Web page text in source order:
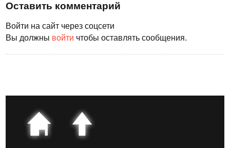
Оставить комментарий
Войти на сайт через соцсети
Вы должны войти чтобы оставлять сообщения.